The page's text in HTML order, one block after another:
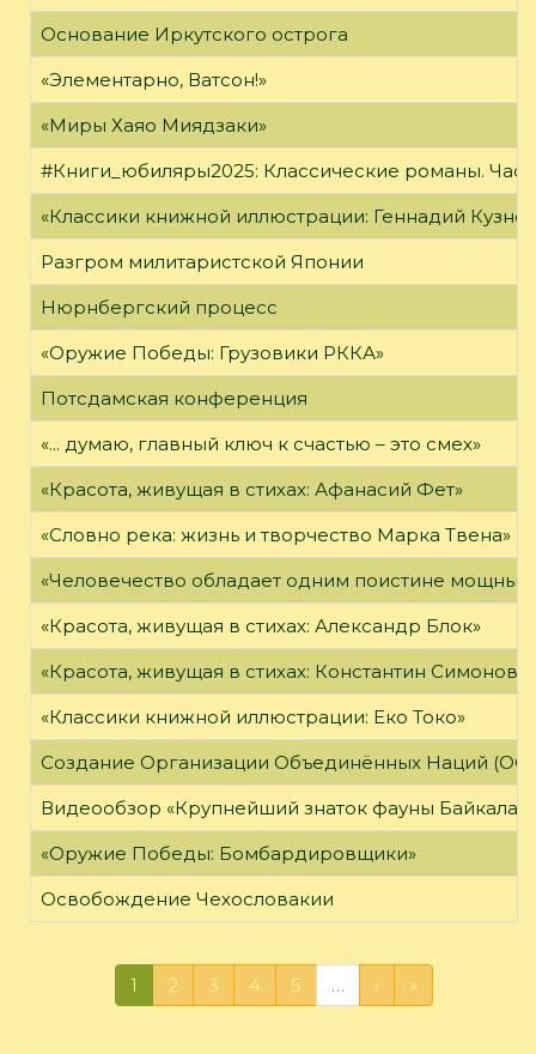
Основание Иркутского острога
«Элементарно, Ватсон!»
«Миры Хаяо Миядзаки»
#Книги_юбиляры2025: Классические романы.
«Классики книжной иллюстрации: Геннадий
Разгром милитаристской Японии
Нюрнбергский процесс
«Оружие Победы: Грузовики РККА»
Потсдамская конференция
«... думаю, главный ключ к счастью – это смех»
«Красота, живущая в стихах: Афанасий Фет»
«Словно река: жизнь и творчество Марка Твена»
«Человечество обладает одним поистине
«Красота, живущая в стихах: Александр Блок»
«Красота, живущая в стихах: Константин Симонов»
«Классики книжной иллюстрации: Еко Токо»
Создание Организации Объединённых Наций
Видеообзор «Крупнейший знаток фауны Байкала»
«Оружие Победы: Бомбардировщики»
Освобождение Чехословакии
1 2 3 4 5 … › »